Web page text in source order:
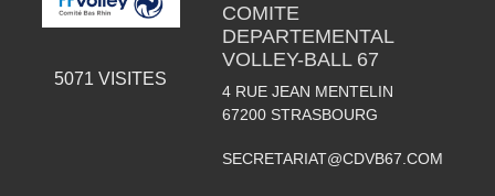
5071 VISITES
COMITE
DEPARTEMENTAL
VOLLEY-BALL 67
4 RUE JEAN MENTELIN
67200 STRASBOURG
SECRETARIAT@CDVB67.COM